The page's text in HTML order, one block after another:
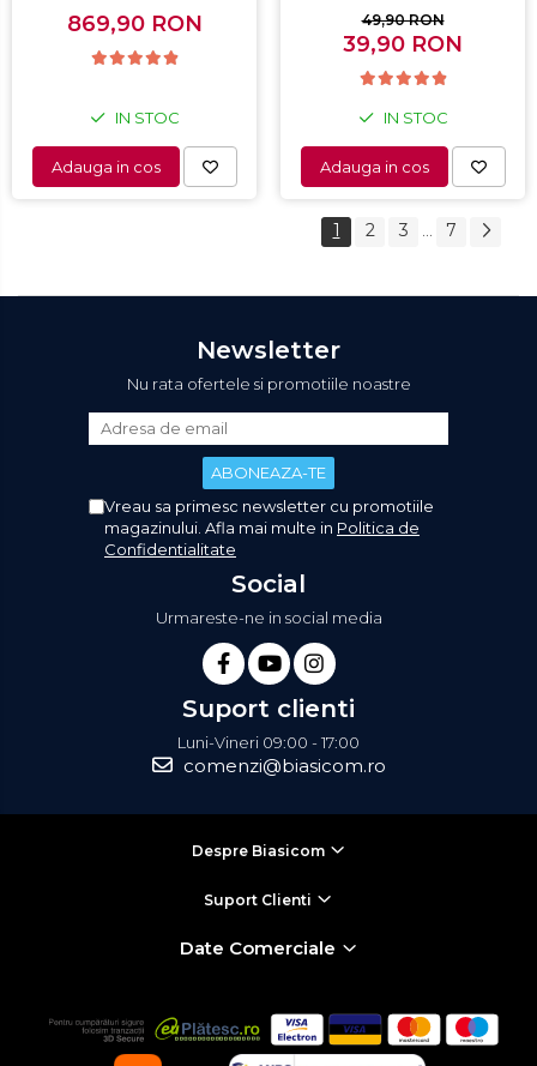
convertibil - functie
frigider, Termostat
reglabil, Alb
869,90 RON
IN STOC
Adauga in cos
49,90 RON
39,90 RON
IN STOC
Adauga in cos
1 2 3 7
Newsletter
Nu rata ofertele si promotiile noastre
Vreau sa primesc newsletter cu promotiile
magazinului. Afla mai multe in Politica de
Confidentialitate
Social
Urmareste-ne in social media
Suport clienti
Luni-Vineri 09:00 - 17:00
comenzi@biasicom.ro
Despre Biasicom
Suport Clienti
Date Comerciale